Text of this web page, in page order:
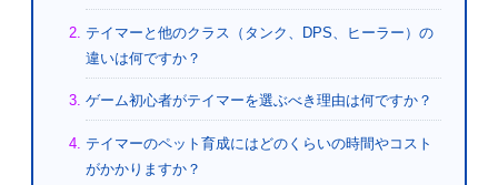
テイマーと他のクラス（タンク、DPS、ヒーラー）の
違いは何ですか？
ゲーム初心者がテイマーを選ぶべき理由は何ですか？
テイマーのペット育成にはどのくらいの時間やコスト
がかかりますか？